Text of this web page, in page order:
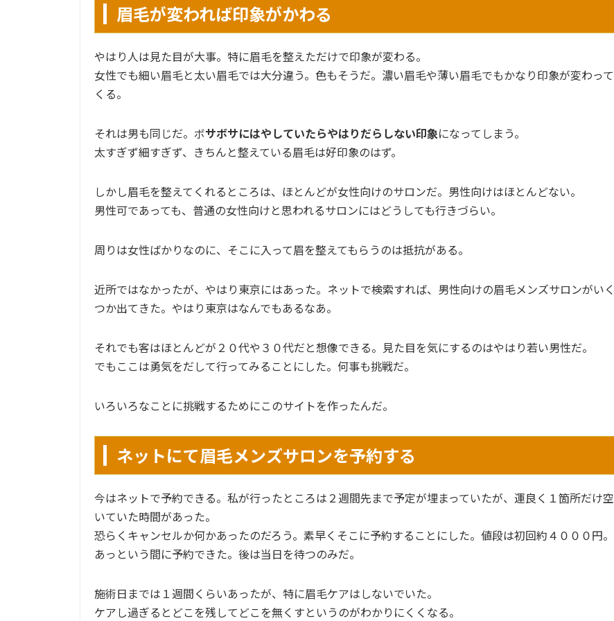
眉毛が変われば印象がかわる
やはり人は見た目が大事。特に眉毛を整えただけで印象が変わる。
女性でも細い眉毛と太い眉毛では大分違う。色もそうだ。濃い眉毛や薄い眉毛でもかなり印象が変わって
くる。
それは男も同じだ。ボサボサにはやしていたらやはりだらしない印象になってしまう。
太すぎず細すぎず、きちんと整えている眉毛は好印象のはず。
しかし眉毛を整えてくれるところは、ほとんどが女性向けのサロンだ。男性向けはほとんどない。
男性可であっても、普通の女性向けと思われるサロンにはどうしても行きづらい。
周りは女性ばかりなのに、そこに入って眉を整えてもらうのは抵抗がある。
近所ではなかったが、やはり東京にはあった。ネットで検索すれば、男性向けの眉毛メンズサロンがいく
つか出てきた。やはり東京はなんでもあるなあ。
それでも客はほとんどが２０代や３０代だと想像できる。見た目を気にするのはやはり若い男性だ。
でもここは勇気をだして行ってみることにした。何事も挑戦だ。
いろいろなことに挑戦するためにこのサイトを作ったんだ。
ネットにて眉毛メンズサロンを予約する
今はネットで予約できる。私が行ったところは２週間先まで予定が埋まっていたが、運良く１箇所だけ空
いていた時間があった。
恐らくキャンセルか何かあったのだろう。素早くそこに予約することにした。値段は初回約４０００円。
あっという間に予約できた。後は当日を待つのみだ。
施術日までは１週間くらいあったが、特に眉毛ケアはしないでいた。
ケアし過ぎるとどこを残してどこを無くすというのがわかりにくくなる。